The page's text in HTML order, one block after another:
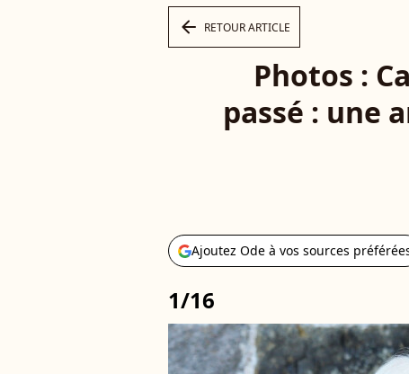
arrow_left RETOUR ARTICLE
Photos :
passé : une
Ajoutez Ode à vos sources
1/16